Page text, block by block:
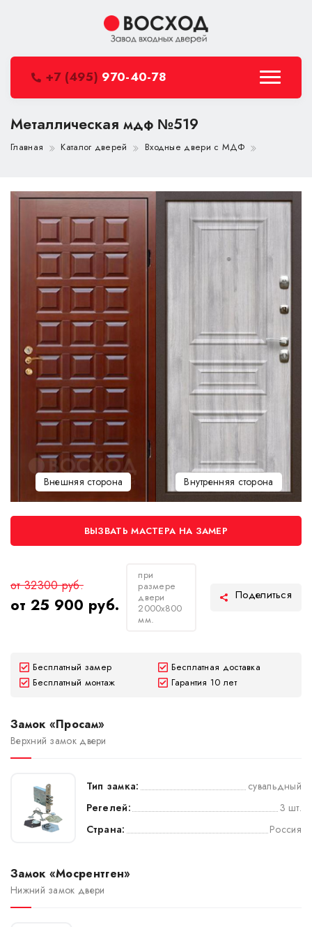
+7 (495) 970-40-78
Металлическая мдф №519
Главная Каталог дверей Входные двери с МДФ
Внешняя сторона Внутренняя сторона
ВЫЗВАТЬ МАСТЕРА НА ЗАМЕР
от 32300 руб.
от 25 900 руб.
при
размере
двери
2000х800
мм.
Бесплатный замер
Бесплатная доставка
Бесплатный монтаж
Гарантия 10 лет
Замок «Просам»
Верхний замок двери
Тип замка:
сувальдный
Регелей:
3 шт.
Страна:
Россия
Замок «Мосрентген»
Нижний замок двери